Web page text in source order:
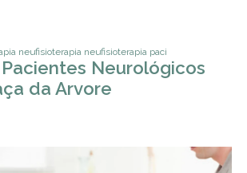
neurologica
fisioterapia neurofuncional infantil
fisioterapia pacientes
Neurológicos
da Arvore